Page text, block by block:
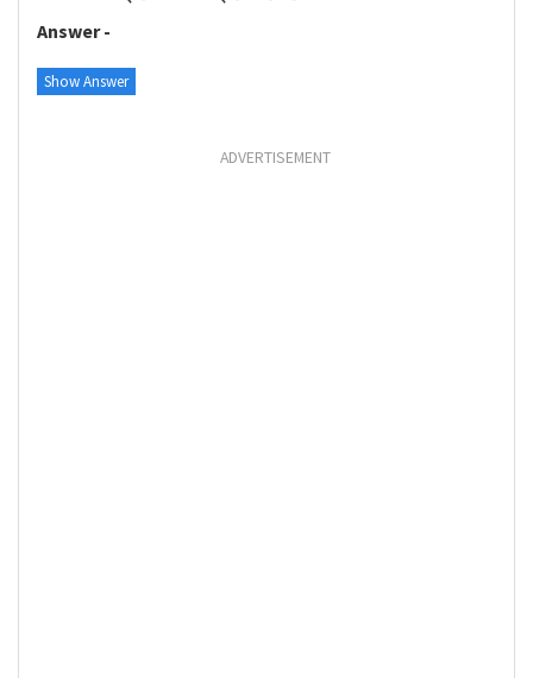
Answer -
Show Answer
ADVERTISEMENT